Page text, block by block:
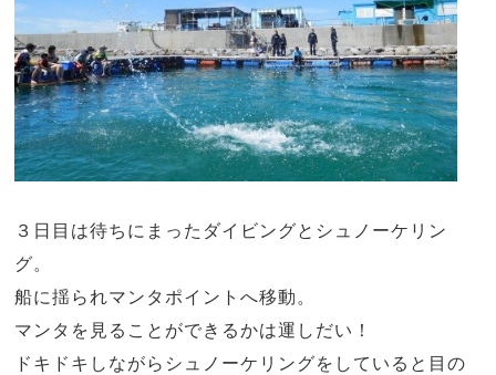
３日目は待ちにまったダイビングとシュノーケリン
グ。
船に揺られマンタポイントへ移動。
マンタを見ることができるかは運しだい！
ドキドキしながらシュノーケリングをしていると目の